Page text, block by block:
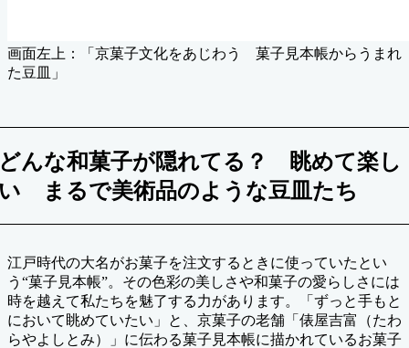
画面左上：「京菓子文化をあじわう 菓子見本帳からうまれ
た豆皿」
んな和菓子が隠れてる？ 眺めて楽し
まるで美術品のような豆皿たち
江戸時代の大名がお菓子を注文するときに使っていたとい
う“菓子見本帳”。その色彩の美しさや和菓子の愛らしさには
時を越えて私たちを魅了する力があります。「ずっと手もと
において眺めていたい」と、京菓子の老舗「俵屋吉富（たわ
らやよしとみ）」に伝わる菓子見本帳に描かれているお菓子